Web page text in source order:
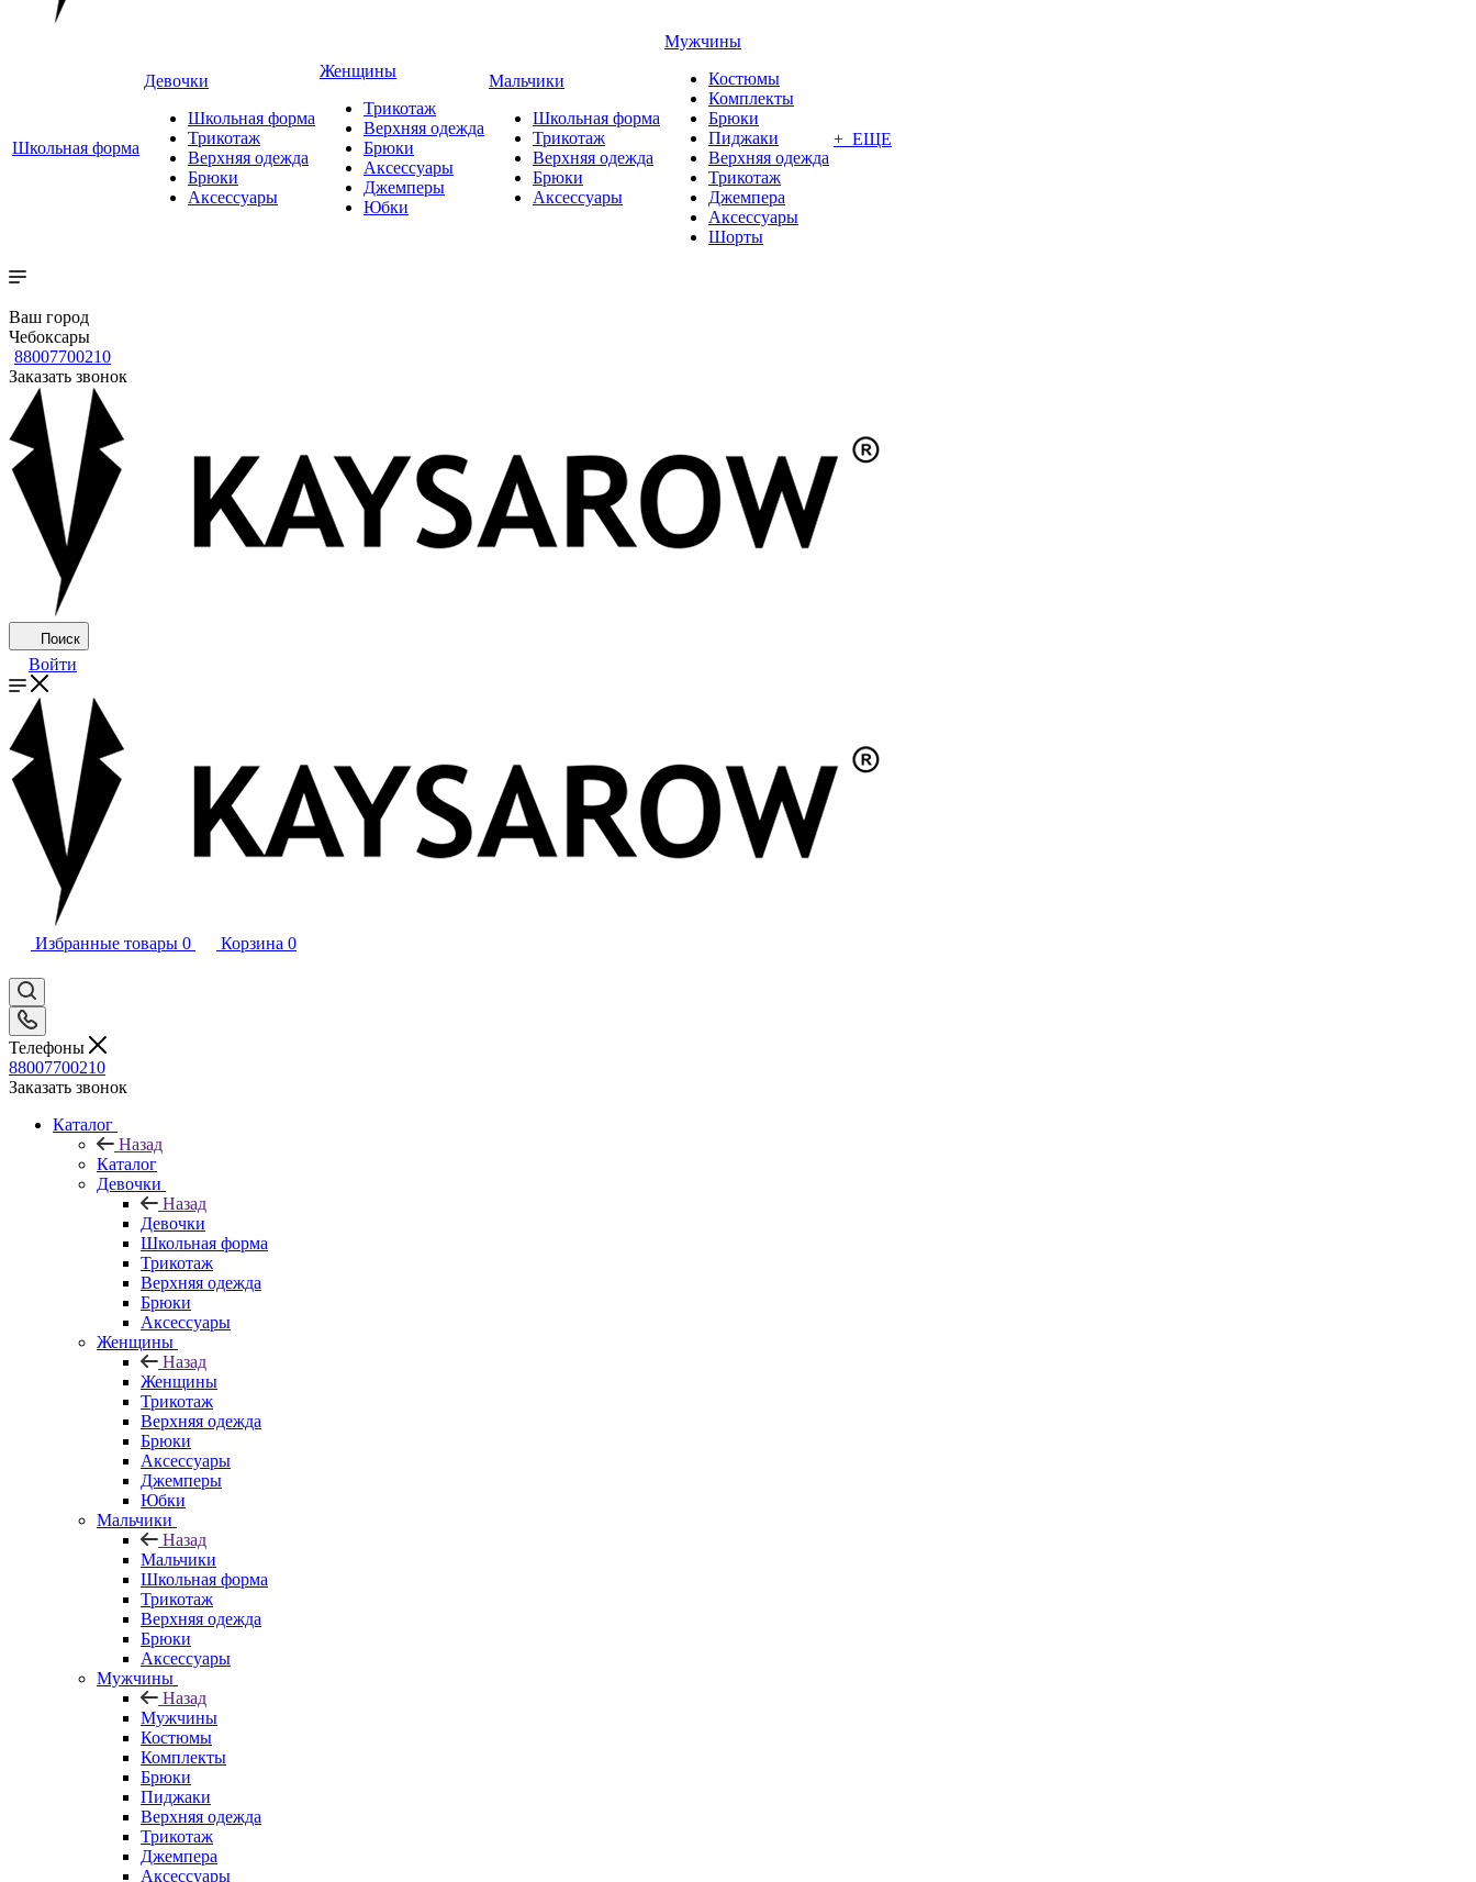
Школьная форма
Девочки
Школьная форма
Трикотаж
Верхняя одежда
Брюки
Аксессуары
Женщины
Трикотаж
Верхняя одежда
Брюки
Аксессуары
Джемперы
Юбки
Мальчики
Школьная форма
Трикотаж
Верхняя одежда
Брюки
Аксессуары
Мужчины
Костюмы
Комплекты
Брюки
Пиджаки
Верхняя одежда
Трикотаж
Джемпера
Аксессуары
Шорты
+ ЕЩЕ
Ваш город
Чебоксары
88007700210
Заказать звонок
Поиск
Войти
Избранные товары 0 Корзина 0
Телефоны
88007700210
Заказать звонок
Каталог
Назад
Каталог
Девочки
Назад
Девочки
Школьная форма
Трикотаж
Верхняя одежда
Брюки
Аксессуары
Женщины
Назад
Женщины
Трикотаж
Верхняя одежда
Брюки
Аксессуары
Джемперы
Юбки
Мальчики
Назад
Мальчики
Школьная форма
Трикотаж
Верхняя одежда
Брюки
Аксессуары
Мужчины
Назад
Мужчины
Костюмы
Комплекты
Брюки
Пиджаки
Верхняя одежда
Трикотаж
Джемпера
Аксессуары